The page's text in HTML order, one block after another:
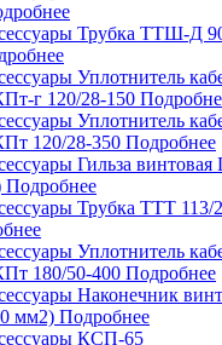
г 120/28-150
120/28-350 Подробнее
Подробнее
180/50-400 Подробнее
мм2) Подробнее